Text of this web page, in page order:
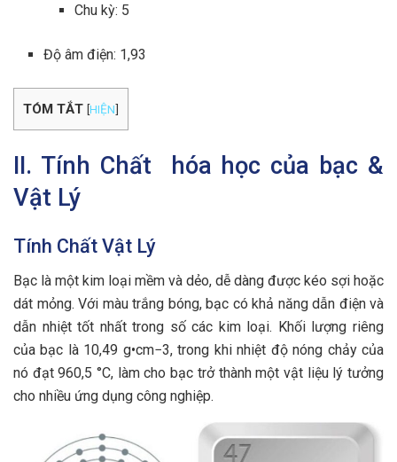
Chu kỳ: 5
Độ âm điện: 1,93
TÓM TẮT [HIỆN]
II. Tính Chất hóa học của bạc &
Vật Lý
Tính Chất Vật Lý
Bạc là một kim loại mềm và dẻo, dễ dàng được kéo sợi hoặc
dát mỏng. Với màu trắng bóng, bạc có khả năng dẫn điện và
dẫn nhiệt tốt nhất trong số các kim loại. Khối lượng riêng
của bạc là 10,49 g•cm−3, trong khi nhiệt độ nóng chảy của
nó đạt 960,5 °C, làm cho bạc trở thành một vật liệu lý tưởng
cho nhiều ứng dụng công nghiệp.